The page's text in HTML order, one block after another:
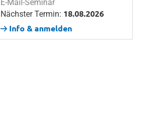
E-Mail-Seminar
Nächster Termin: 18.08.2026
Info & anmelden